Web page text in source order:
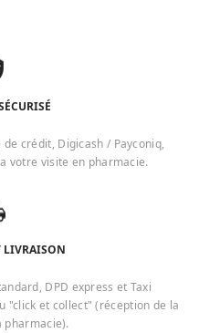
crédit, Digicash / Payconiq,
votre visite en pharmacie.
LIVRAISON
DPD express et Taxi
"click et collect" (réception de la
pharmacie).